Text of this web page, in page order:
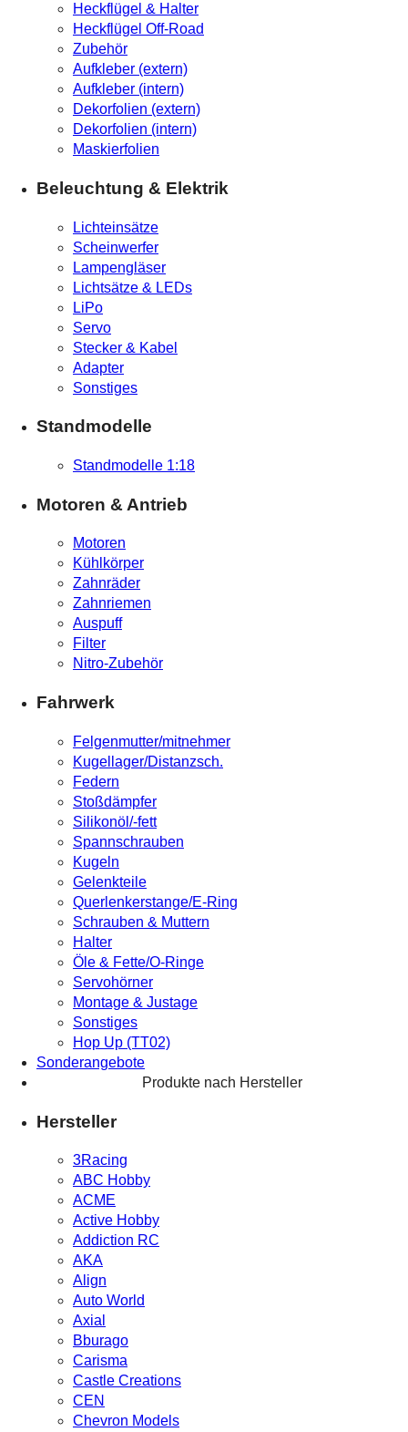
Heckflügel & Halter
Heckflügel Off-Road
Zubehör
Aufkleber (extern)
Aufkleber (intern)
Dekorfolien (extern)
Dekorfolien (intern)
Maskierfolien
Beleuchtung & Elektrik
Lichteinsätze
Scheinwerfer
Lampengläser
Lichtsätze & LEDs
LiPo
Servo
Stecker & Kabel
Adapter
Sonstiges
Standmodelle
Standmodelle 1:18
Motoren & Antrieb
Motoren
Kühlkörper
Zahnräder
Zahnriemen
Auspuff
Filter
Nitro-Zubehör
Fahrwerk
Felgenmutter/mitnehmer
Kugellager/Distanzsch.
Federn
Stoßdämpfer
Silikonöl/-fett
Spannschrauben
Kugeln
Gelenkteile
Querlenkerstange/E-Ring
Schrauben & Muttern
Halter
Öle & Fette/O-Ringe
Servohörner
Montage & Justage
Sonstiges
Hop Up (TT02)
Sonderangebote
Produkte nach Hersteller
Hersteller
3Racing
ABC Hobby
ACME
Active Hobby
Addiction RC
AKA
Align
Auto World
Axial
Bburago
Carisma
Castle Creations
CEN
Chevron Models